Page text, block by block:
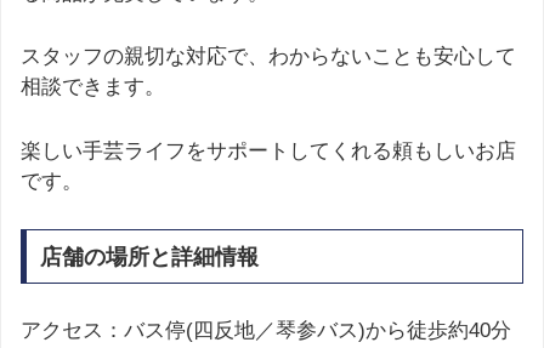
スタッフの親切な対応で、わからないことも安心して
相談できます。
楽しい手芸ライフをサポートしてくれる頼もしいお店
です。
店舗の場所と詳細情報
アクセス：バス停(四反地／琴参バス)から徒歩約40分